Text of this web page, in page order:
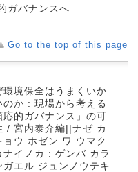
ガバナンスへ
Go to the top of this page
環境保全はうまくいか
のか : 現場から考える
応的ガバナンス」の可
/ 宮内泰介編||ナゼ カ
ョウ ホゼン ワ ウマク
ナイノカ : ゲンバ カラ
ガエル ジュンノウテキ